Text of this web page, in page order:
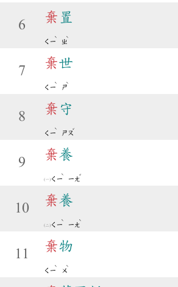
6
棄 置
ㄑㄧ
ˋ
ㄓ
ˋ
7
棄世
ㄑㄧ
ˋ
ㄕ
ˋ
8
棄 守
ㄑㄧ
ˋ
ㄕㄡ
ˇ
9
棄養
ㄑㄧ
ˋ
ㄧㄤ
ˇ
10
棄養
ㄑㄧ
ˋ
ㄧㄤ
ˋ
11
棄物
ㄑㄧ
ˋ
ㄨ
ˋ